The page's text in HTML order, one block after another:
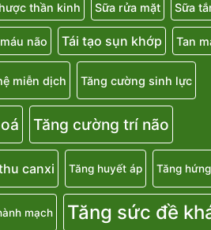
thần kinh Sữa rửa mặt Sữa
não Tái tạo sụn khớp Tan
miễn dịch Tăng cường sinh lực
Tăng cường trí não
canxi Tăng huyết áp Tăng
mạch Tăng sức đề